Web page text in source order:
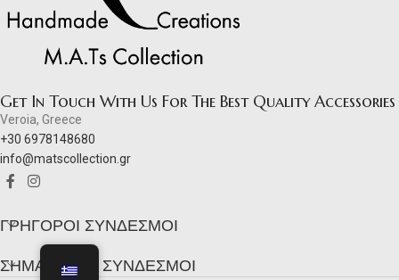
Get In Touch With Us For The Best Quality Accessories
Veroia, Greece
+30 6978148680
info@matscollection.gr
ΓΡΉΓΟΡΟΙ ΣΎΝΔΕΣΜΟΙ
ΣΗΜΑΝΤΙΚΟΊ ΣΎΝΔΕΣΜΟΙ